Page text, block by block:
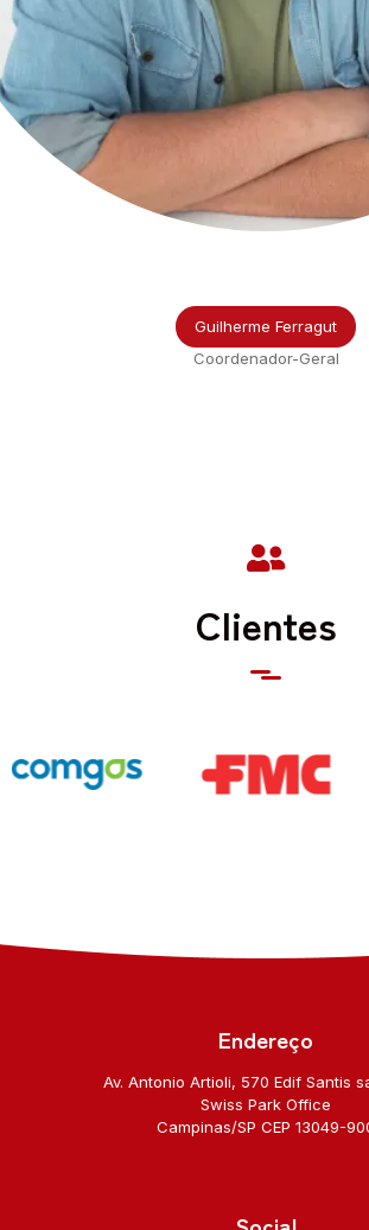
Guilherme Ferragut
Coordenador-Geral
Clientes
Endereço
Av. Antonio Artioli, 570 Edif Santis
Swiss Park Office
Campinas/SP CEP 13049-